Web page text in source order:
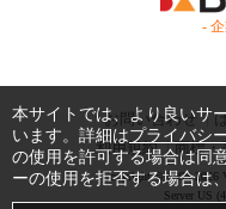
-
お問い合わせ
利用規約
商標・
Copyright © 1999-2026
Server US
本サイトでは、より良いサ
います。詳細はプライバシ
の使用を許可する場合は同
ーの使用を拒否する場合は